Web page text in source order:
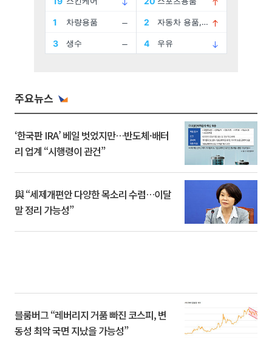
주요뉴스
‘한국판 IRA’ 베일 벗었지만…반도체·배터
리 업계 “시행령이 관건”
與 “세제개편안 다양한 목소리 수렴…이달
말 정리 가능성”
블룸버그 “레버리지 거품 빠진 코스피, 변
동성 최악 국면 지났을 가능성”